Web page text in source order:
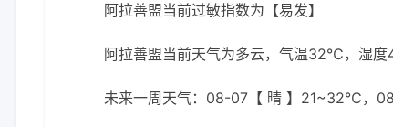
阿拉善盟当前过敏指数为【易发】
阿拉善盟当前天气为多云，气温32℃，湿度
未来一周天气：08-07【 晴 】21~32℃，